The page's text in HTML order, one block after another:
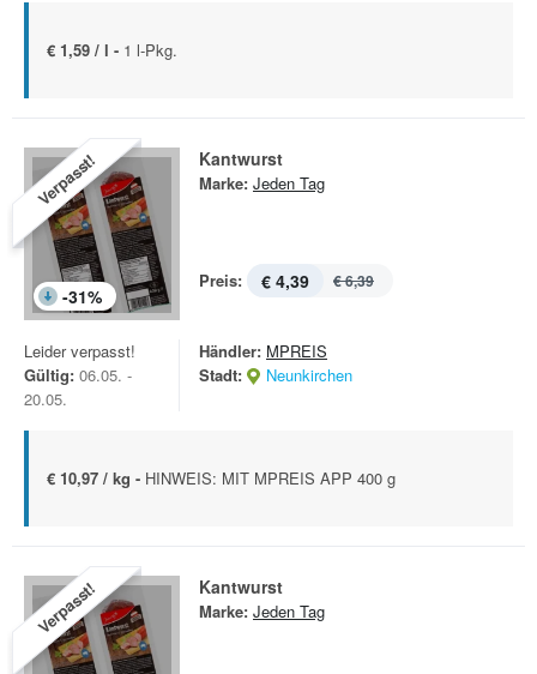
€ 1,59 / l - 1 l-Pkg.
Verpasst!
-31%
Kantwurst
Marke: Jeden Tag
Preis: € 4,39 € 6,39
Leider verpasst!
Gültig: 06.05. -
20.05.
Händler: MPREIS
Stadt:
Neunkirchen
€ 10,97 / kg - HINWEIS: MIT MPREIS APP 400 g
Verpasst! Kantwurst
Marke: Jeden Tag